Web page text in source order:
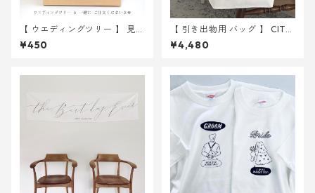
【 ウエディングツリー 】 見
本 2Lサイズ紙
¥450
【 引き出物用 バッグ 】 CITY
10枚 ｜ 結婚式 トートバッ
グ
¥4,480